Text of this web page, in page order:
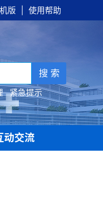
版 使用帮助
搜 索
紧急提示
动交流